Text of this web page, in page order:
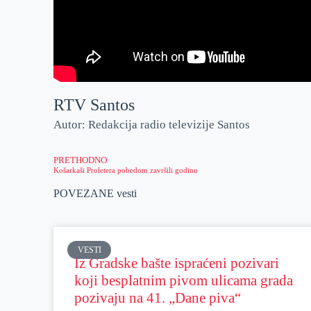
RTV Santos
Autor: Redakcija radio televizije Santos
PRETHODNO
Košarkaši Proletera pobedom završili godinu
POVEZANE vesti
VESTI
Iz Gradske bašte ispraćeni pozivari
koji besplatnim pivom ulicama grada
pozivaju na 41. „Dane piva“